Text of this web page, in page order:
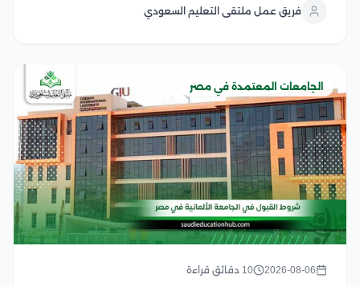
المطلوبة، والالتزام بالضوابط التي يحددها المعهد والجهات
فريق عمل ملتقى التعليم السعودي
الجامعات المعتمدة في مصر
2026-08-06 10 دقائق قراءة